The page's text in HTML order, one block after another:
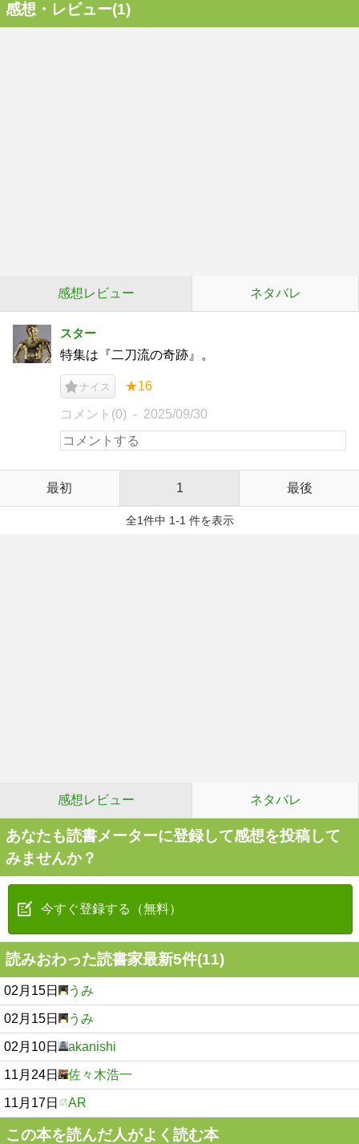
感想・レビュー(1)
感想レビュー ネタバレ
スター
特集は『二刀流の奇跡』。
ナイス ★16
コメント(0) 2025/09/30
最初 1 最後
全1件中 1-1 件を表示
感想レビュー ネタバレ
あなたも読書メーターに登録して感想を投稿して
みませんか？
今すぐ登録する（無料）
読みおわった読書家最新5件(11)
02月15日 うみ
02月15日 うみ
02月10日 akanishi
11月24日 佐々木浩一
11月17日 AR
この本を読んだ人がよく読む本